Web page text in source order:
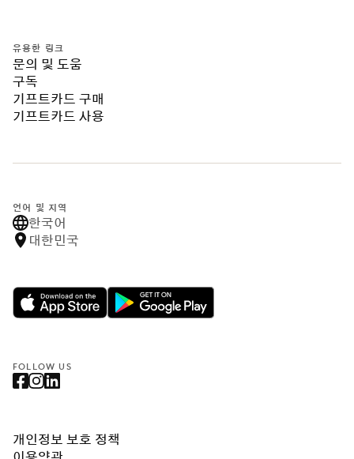
유용한 링크
문의 및 도움
구독
기프트카드 구매
기프트카드 사용
언어 및 지역
한국어
대한민국
FOLLOW US
개인정보 보호 정책